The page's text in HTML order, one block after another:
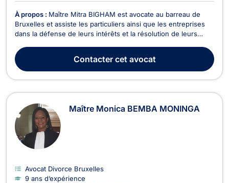
À propos : Maître Mitra BIGHAM est avocate au barreau de
Bruxelles et assiste les particuliers ainsi que les entreprises
dans la défense de leurs intérêts et la résolution de leurs
les litiges liés aux sinistres et aux accidents médicaux. Elle
accompagne ses clients dans leur...
Contactercet avocat
Maître Monica BEMBA MONINGA
Avocat Divorce Bruxelles
9 ans d’expérience